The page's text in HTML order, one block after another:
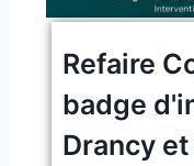
Refaire
badge
Drancy